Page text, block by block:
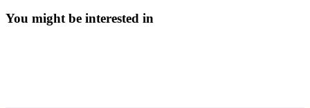
You might be interested in